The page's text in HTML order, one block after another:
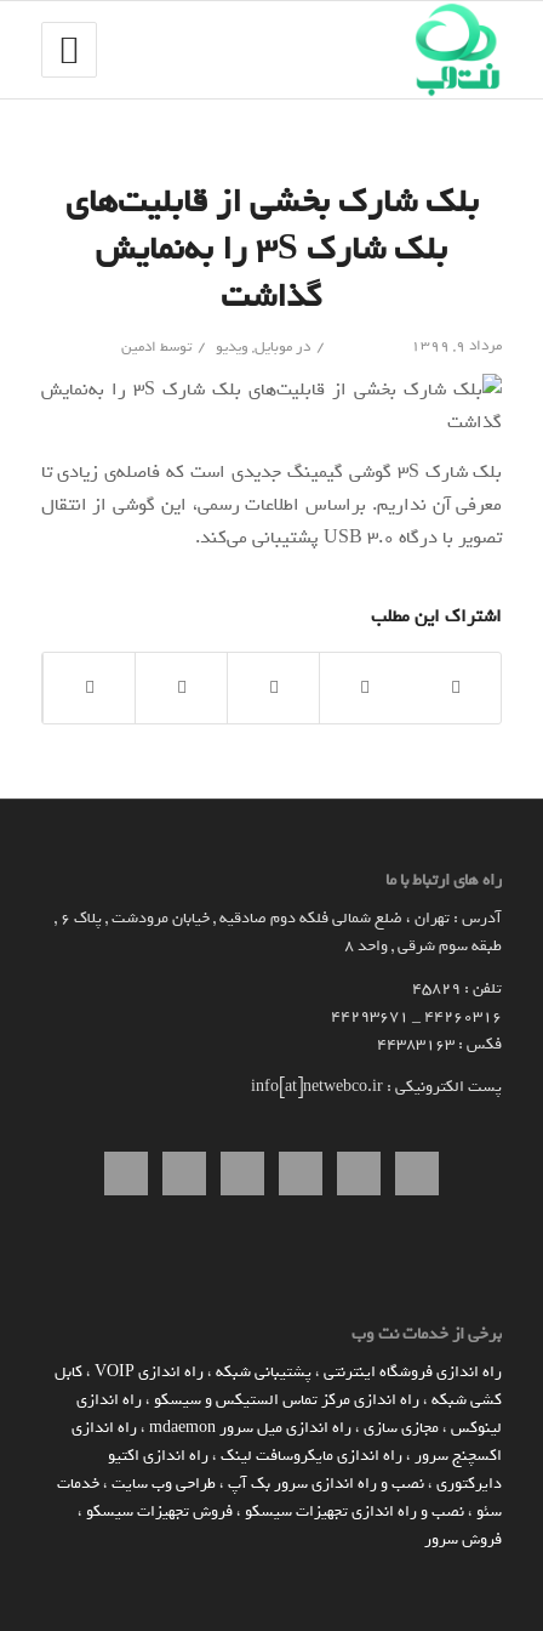
بلک شارک بخشی از قابلیت‌های
بلک شارک ۳S را به‌نمایش
گذاشت
مرداد ۹, ۱۳۹۹ / درموبایل, ویدیو / توسط ادمین
بلک شارک 3S گوشی گیمینگ جدیدی است که فاصله‌ی زیادی تا
معرفی آن نداریم. براساس اطلاعات رسمی، این گوشی از انتقال
تصویر با درگاه USB 3.0 پشتیبانی می‌کند.
اشتراک این مطلب
راه های ارتباط با ما
آدرس : تهران ، ضلع شمالی فلکه دوم صادقیه , خیابان مرودشت , پلاک ۶ ,
طبقه سوم شرقی , واحد ۸
تلفن : 45829
۴۴۲۶۰۳۱۶ _ 44293671
فکس : 44383163
پست الکترونیکی : info[at]netwebco.ir
برخی از خدمات نت وب
راه اندازي فروشگاه اينترنتي،پشتیبانی شبکه،راه اندازی VOIP ،کابل
کشی شبکه،راه اندازی مرکز تماس الستیکس و سیسکو ،راه اندازی
لینوکس،مجازی سازی،راه اندازی میل سرور mdaemon ،راه اندازی
اکسچنج سرور ،راه اندازی مایکروسافت لینک،راه اندازی اکتیو
دایرکتوری،نصب و راه اندازی سرور بک آپ،طراحی وب سایت،خدمات
سئو ،نصب و راه اندازی تجهیزات سیسکو ،فروش تجهیزات سیسکو ،
فروش سرور